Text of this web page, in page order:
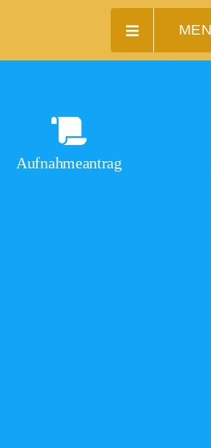
Aufnahmeantrag